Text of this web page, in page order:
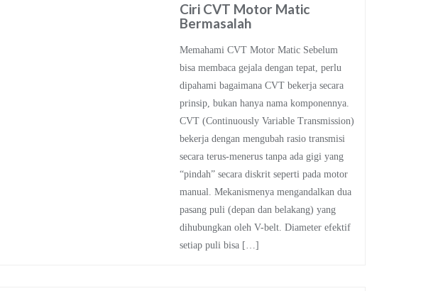
Ciri CVT Motor Matic
Bermasalah
Memahami CVT Motor Matic Sebelum
bisa membaca gejala dengan tepat, perlu
dipahami bagaimana CVT bekerja secara
prinsip, bukan hanya nama komponennya.
CVT (Continuously Variable Transmission)
bekerja dengan mengubah rasio transmisi
secara terus-menerus tanpa ada gigi yang
“pindah” secara diskrit seperti pada motor
manual. Mekanismenya mengandalkan dua
pasang puli (depan dan belakang) yang
dihubungkan oleh V-belt. Diameter efektif
setiap puli bisa […]